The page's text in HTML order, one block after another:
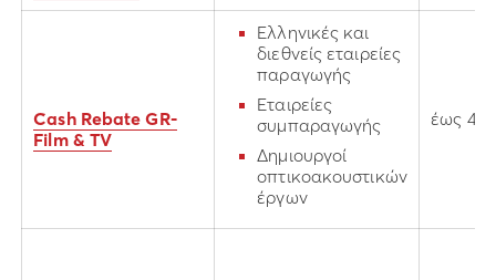
Cash Rebate GR-
Film & TV
Ελληνικές και
διεθνείς εταιρείες
παραγωγής
Εταιρείες
συμπαραγωγής
Δημιουργοί
οπτικοακουστικών
έργων
έως